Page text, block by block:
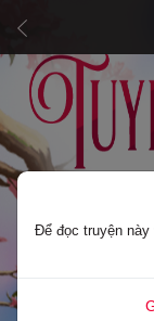
Để đọc truyện này